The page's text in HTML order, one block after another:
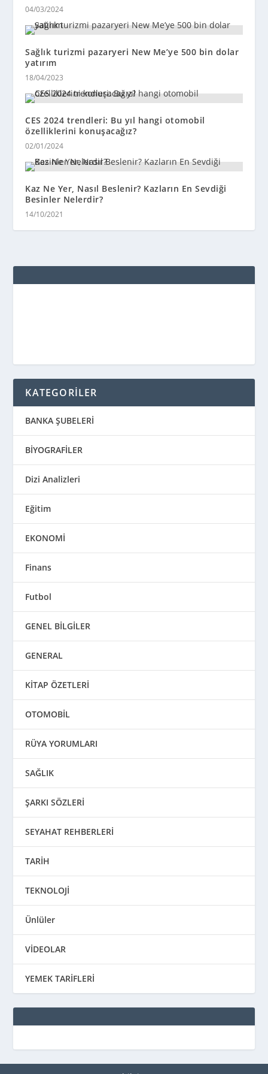
04/03/2024
Sağlık turizmi pazaryeri New Me’ye 500 bin dolar
yatırım
18/04/2023
CES 2024 trendleri: Bu yıl hangi otomobil
özelliklerini konuşacağız?
02/01/2024
Kaz Ne Yer, Nasıl Beslenir? Kazların En Sevdiği
Besinler Nelerdir?
14/10/2021
KATEGORİLER
BANKA ŞUBELERİ
BİYOGRAFİLER
Dizi Analizleri
Eğitim
EKONOMİ
Finans
Futbol
GENEL BİLGİLER
GENERAL
KİTAP ÖZETLERİ
OTOMOBİL
RÜYA YORUMLARI
SAĞLIK
ŞARKI SÖZLERİ
SEYAHAT REHBERLERİ
TARİH
TEKNOLOJİ
Ünlüler
VİDEOLAR
YEMEK TARİFLERİ